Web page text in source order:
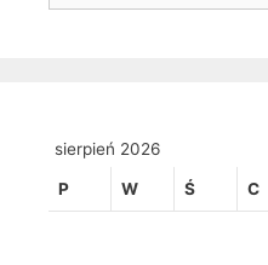
sierpień 2026
P W Ś C